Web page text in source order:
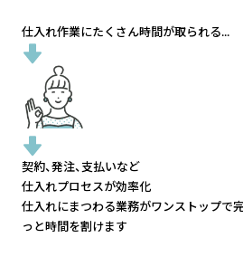
仕入れ作業にたくさん時間が取られる...
契約、発注、支払いなど
仕入れプロセスが効率化
仕入れにまつわる業務がワンストップで完
っと時間を割けます